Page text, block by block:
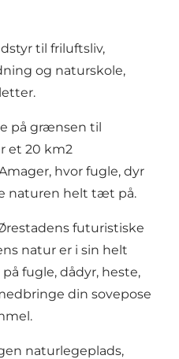
til friluftsliv,
og naturskole,
på grænsen til
et 20 km2
hvor fugle, dyr
naturen helt tæt på.
futuristiske
natur er i sin helt
fugle, dådyr, heste,
din sovepose
naturlegeplads,